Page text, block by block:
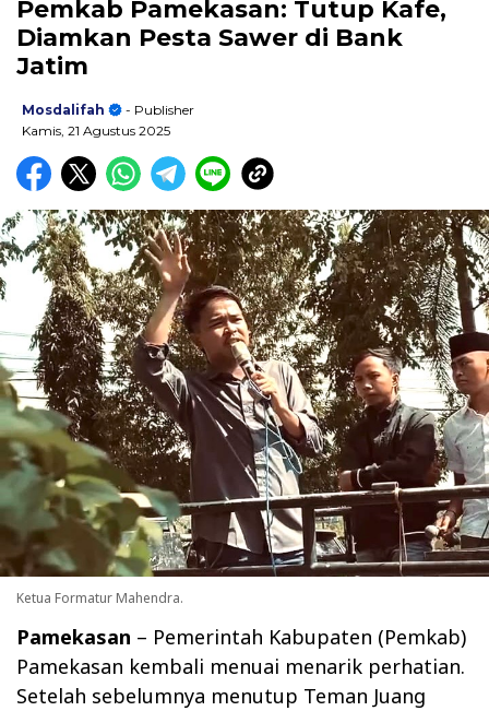
Pemkab Pamekasan: Tutup Kafe,
Diamkan Pesta Sawer di Bank
Jatim
Mosdalifah
- Publisher
Kamis, 21 Agustus 2025
Ketua Formatur Mahendra.
Pamekasan – Pemerintah Kabupaten (Pemkab)
Pamekasan kembali menuai menarik perhatian.
Setelah sebelumnya menutup Teman Juang